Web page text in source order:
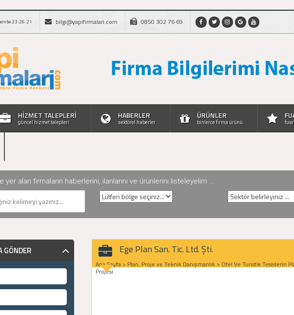
23:26:22 bilgi@yapifirmalari.com 0850 302 76 69
HİZMET TALEPLERİ
güncel hizmet talepleri
HABERLER
sektörel haberler
ÜRÜNLER
binlerce firma ürünü
alan firmaların haberlerini, ilanlarını ve ürünlerini listeleyelim ...
GÖNDER Ege Plan San. Tic. Ltd. Şti.
Ana Sayfa > Plan, Proje ve Teknik Danışmanlık> Otel Ve Turistik Tesislerin
Projesi